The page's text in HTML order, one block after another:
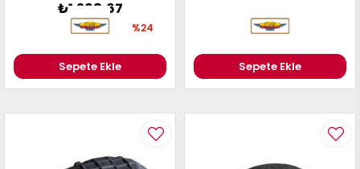
₺1.268,67
%24
Sepete Ekle Sepete Ekle